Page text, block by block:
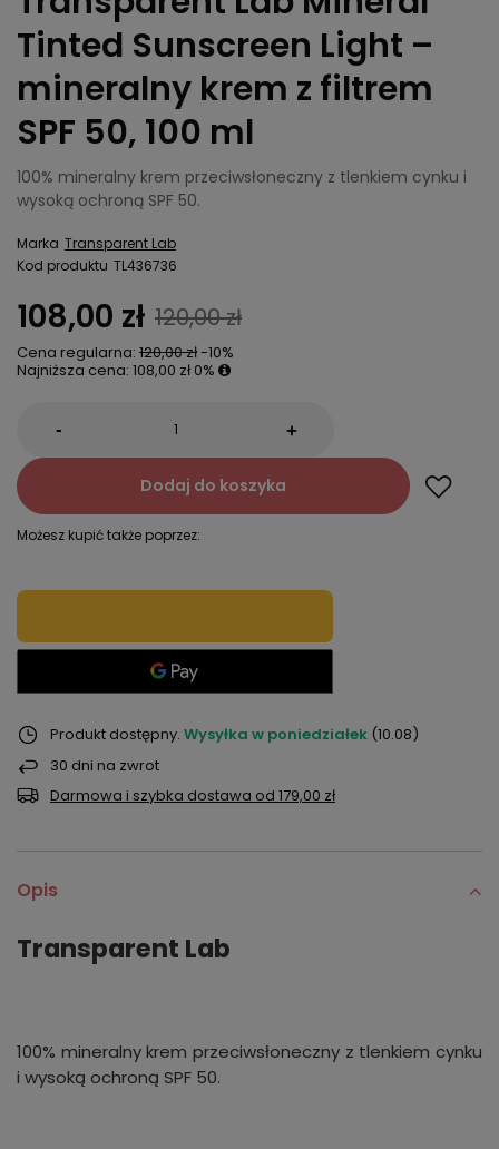
Tinted Sunscreen Light –
mineralny krem z filtrem
SPF 50, 100 ml
100% mineralny krem przeciwsłoneczny z tlenkiem cynku i
wysoką ochroną SPF 50.
Marka Transparent Lab
Kod produktu TL436736
108,00 zł 120,00 zł
Cena regularna: 120,00 zł-10%
Najniższa cena: 108,00 zł 0%
- +
Dodaj do koszyka
Możesz kupić także poprzez:
Produkt dostępny Wysyłka w poniedziałek (10.08)
30 dni na zwrot
Darmowa i szybka dostawa od 179,00 zł
Opis
Transparent Lab
100% mineralny krem przeciwsłoneczny z tlenkiem cynku
i wysoką ochroną SPF 50.